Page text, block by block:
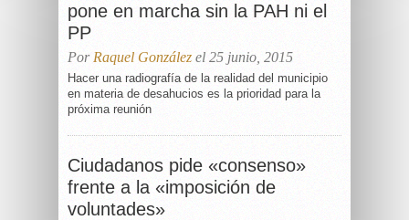
pone en marcha sin la PAH ni el
PP
Por Raquel González el 25 junio, 2015
Hacer una radiografía de la realidad del municipio
en materia de desahucios es la prioridad para la
próxima reunión
Ciudadanos pide «consenso»
frente a la «imposición de
voluntades»